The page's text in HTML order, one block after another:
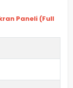
Paneli (Full